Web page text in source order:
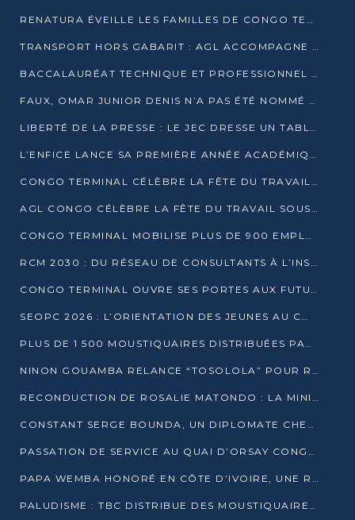
RENATURA ÉVEILLE LES FAMILLES DE CONGO TERMINAL À LA PROTECTION DE L’ENVIRONNEMENT
TRANSPORT HORS GABARIT : AGL ACCOMPAGNE LE DÉVELOPPEMENT DU SECTEUR BRASSICOLE AU CONGO
BACCALAURÉAT TECHNIQUE ET PROFESSIONNEL : 16 352 CANDIDATS LANCÉS DANS LES ÉPREUVES D’EPS
FAUX, OMAR JUNIOR DENIS N’A PAS ÉTÉ NOMMÉ AIDE DE CAMP ADJOINT DE DENIS SASSOU NGUESSO
LIBERTÉ DE LA PRESSE : LE JEC DRESSE UN TABLEAU PRÉOCCUPANT AU CONGO
L’ENFICE LANCE SA PREMIÈRE ANNÉE ACADÉMIQUE AVEC 100 FUTURS ENSEIGNANTS
CONGO TERMINAL CÉLÈBRE LA FÊTE DU TRAVAIL AVEC SES COLLABORATEURS À POINTE-NOIRE
AGL CONGO CÉLÈBRE LA FÊTE DU TRAVAIL SOUS LE SIGNE DE LA COHÉSION
CONGO TERMINAL MOBILISE PLUS DE 900 EMPLOYÉS AUTOUR DE LA SÉCURITÉ AU TRAVAIL
RCM 2030 : DU RÉSEAU DE CONSULTANTS À L’INSTRUMENT DE PUISSANCE EN AFRIQUE FRANCOPHONE
CONGO TERMINAL OUVRE SES PORTES AUX FUTURS INGÉNIEURS AU FORUM DES MÉTIERS D’UCAC-ICAM
SEOPC 2026 : L’ORIENTATION DES JEUNES AU CŒUR DE LA DEUXIÈME ÉDITION
PLUS DE 1 500 MOUSTIQUAIRES DISTRIBUÉES PAR AGL ET CONGO TERMINAL DANS LA LUTTE CONTRE LE PALUDISME
NINON GOUAMBA RELANCE “TOSOLOLA” POUR RENFORCER LE DIALOGUE AVEC LES CITOYENS
RECONDUCTION DE ROSALIE MATONDO : LA MINISTRE PROMET D’ACCÉLÉRER LE TRAITEMENT DES DOSSIERS ET DE RELEVER DE NOUVEAUX DÉFIS
CONSTANT SERGE BOUNDA, UN DIPLOMATE CHEVRONNÉ AUX COMMANDES DES AFFAIRES ÉTRANGÈRES
PASSATION DE SERVICE AU QUAI D’ORSAY CONGOLAIS : GAKOSSO PASSE LE FLAMBEAU À BOUNDA
PAPA WEMBA HONORÉ EN CÔTE D’IVOIRE, UNE RUE PORTE DÉSORMAIS SON NOM
PALUDISME : TBC DISTRIBUE DES MOUSTIQUAIRES DANS DEUX CSI DE BRAZZAVILLE